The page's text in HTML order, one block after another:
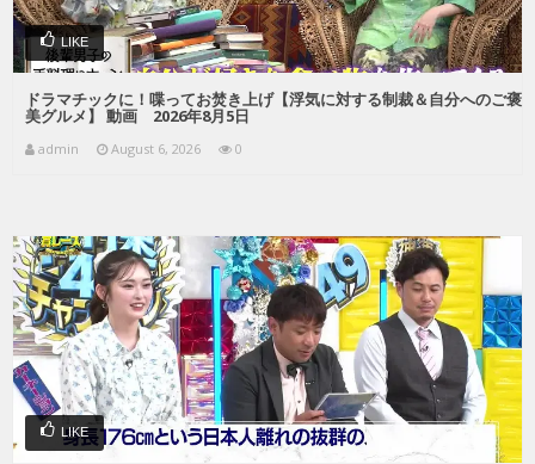
LIKE
ドラマチックに！喋ってお焚き上げ【浮気に対する制裁＆自分へのご褒
美グルメ】 動画 2026年8月5日
admin August 6, 2026 0
LIKE